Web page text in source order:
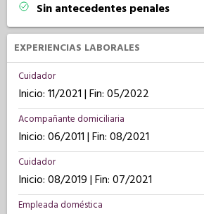
Sin antecedentes penales
EXPERIENCIAS LABORALES
Cuidador
Inicio: 11/2021 | Fin: 05/2022
Acompañante domiciliaria
Inicio: 06/2011 | Fin: 08/2021
Cuidador
Inicio: 08/2019 | Fin: 07/2021
Empleada doméstica